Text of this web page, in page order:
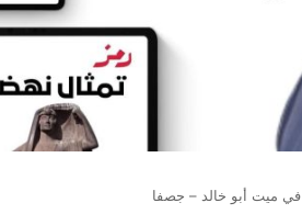
في ميت أبو خالد – جصفا